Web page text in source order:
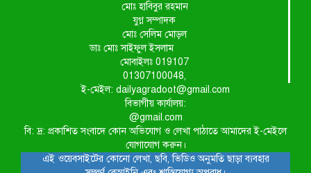
মোঃ হাবিবুর রহমান
যুগ্ন সম্পাদক
মোঃ সেলিম মোড়ল
ডাঃ মোঃ সাইফুল ইসলাম
মোবাইলঃ 019107
01307100048,
ই-মেইল: dailyagradoot@gmail.com
বিভাগীয় কার্যালয়:
@gmail.com
বি: দ্র: প্রকাশিত সংবাদে কোন অভিযোগ ও লেখা পাঠাতে আমাদের ই-মেইলে
যোগাযোগ করুন।
এই ওয়েবসাইটের কোনো লেখা, ছবি, ভিডিও অনুমতি ছাড়া ব্যবহার